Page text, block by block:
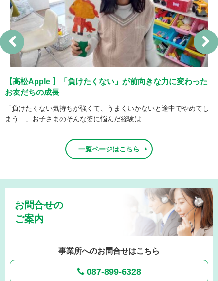
【高松Apple 】「負けたくない」が前向きな力に変わった
お友だちの成長
「負けたくない気持ちが強くて、うまくいかないと途中でやめてし
まう…」お子さまのそんな姿に悩んだ経験は…
一覧ページはこちら
お問合せの
ご案内
事業所へのお問合せはこちら
087-899-6328